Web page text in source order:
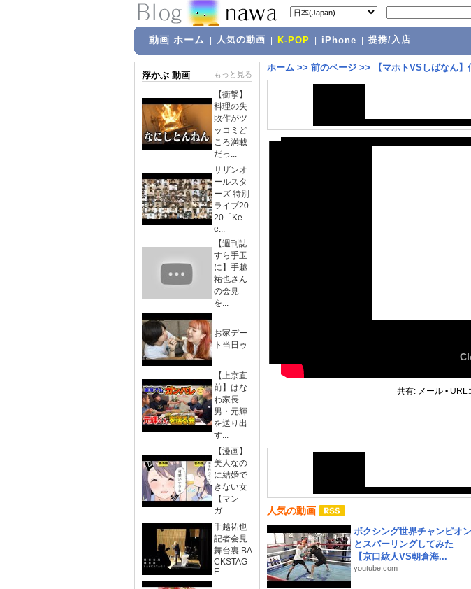
動画 ホーム 人気の動画 K-POP iPhone 提携/入店
浮かぶ 動画 もっと見る
【衝撃】
料理の失
敗作がツ
ッコミど
ころ満載
だっ...
サザンオ
ールスタ
ーズ 特別
ライブ20
20「Ke
e...
【週刊誌
すら手玉
に】手越
祐也さん
の会見
を...
お家デー
ト当日ゥ
【上京直
前】はな
わ家長
男・元輝
を送り出
す...
【漫画】
美人なの
に結婚で
きない女
【マン
ガ...
手越祐也
記者会見
舞台裏 BA
CKSTAG
E
ホーム >> 前のページ >> 【マホトVSしばなん
共有: メール • URL
人気の動画
ボクシング世界チャンピオン
とスパーリングしてみた
【京口紘人VS朝倉海...
youtube.com